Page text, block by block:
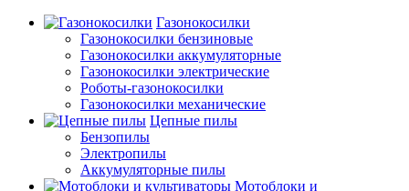
Газонокосилки
Газонокосилки бензиновые
Газонокосилки аккумуляторные
Газонокосилки электрические
Роботы-газонокосилки
Газонокосилки механические
Цепные пилы
Бензопилы
Электропилы
Аккумуляторные пилы
Мотоблоки и